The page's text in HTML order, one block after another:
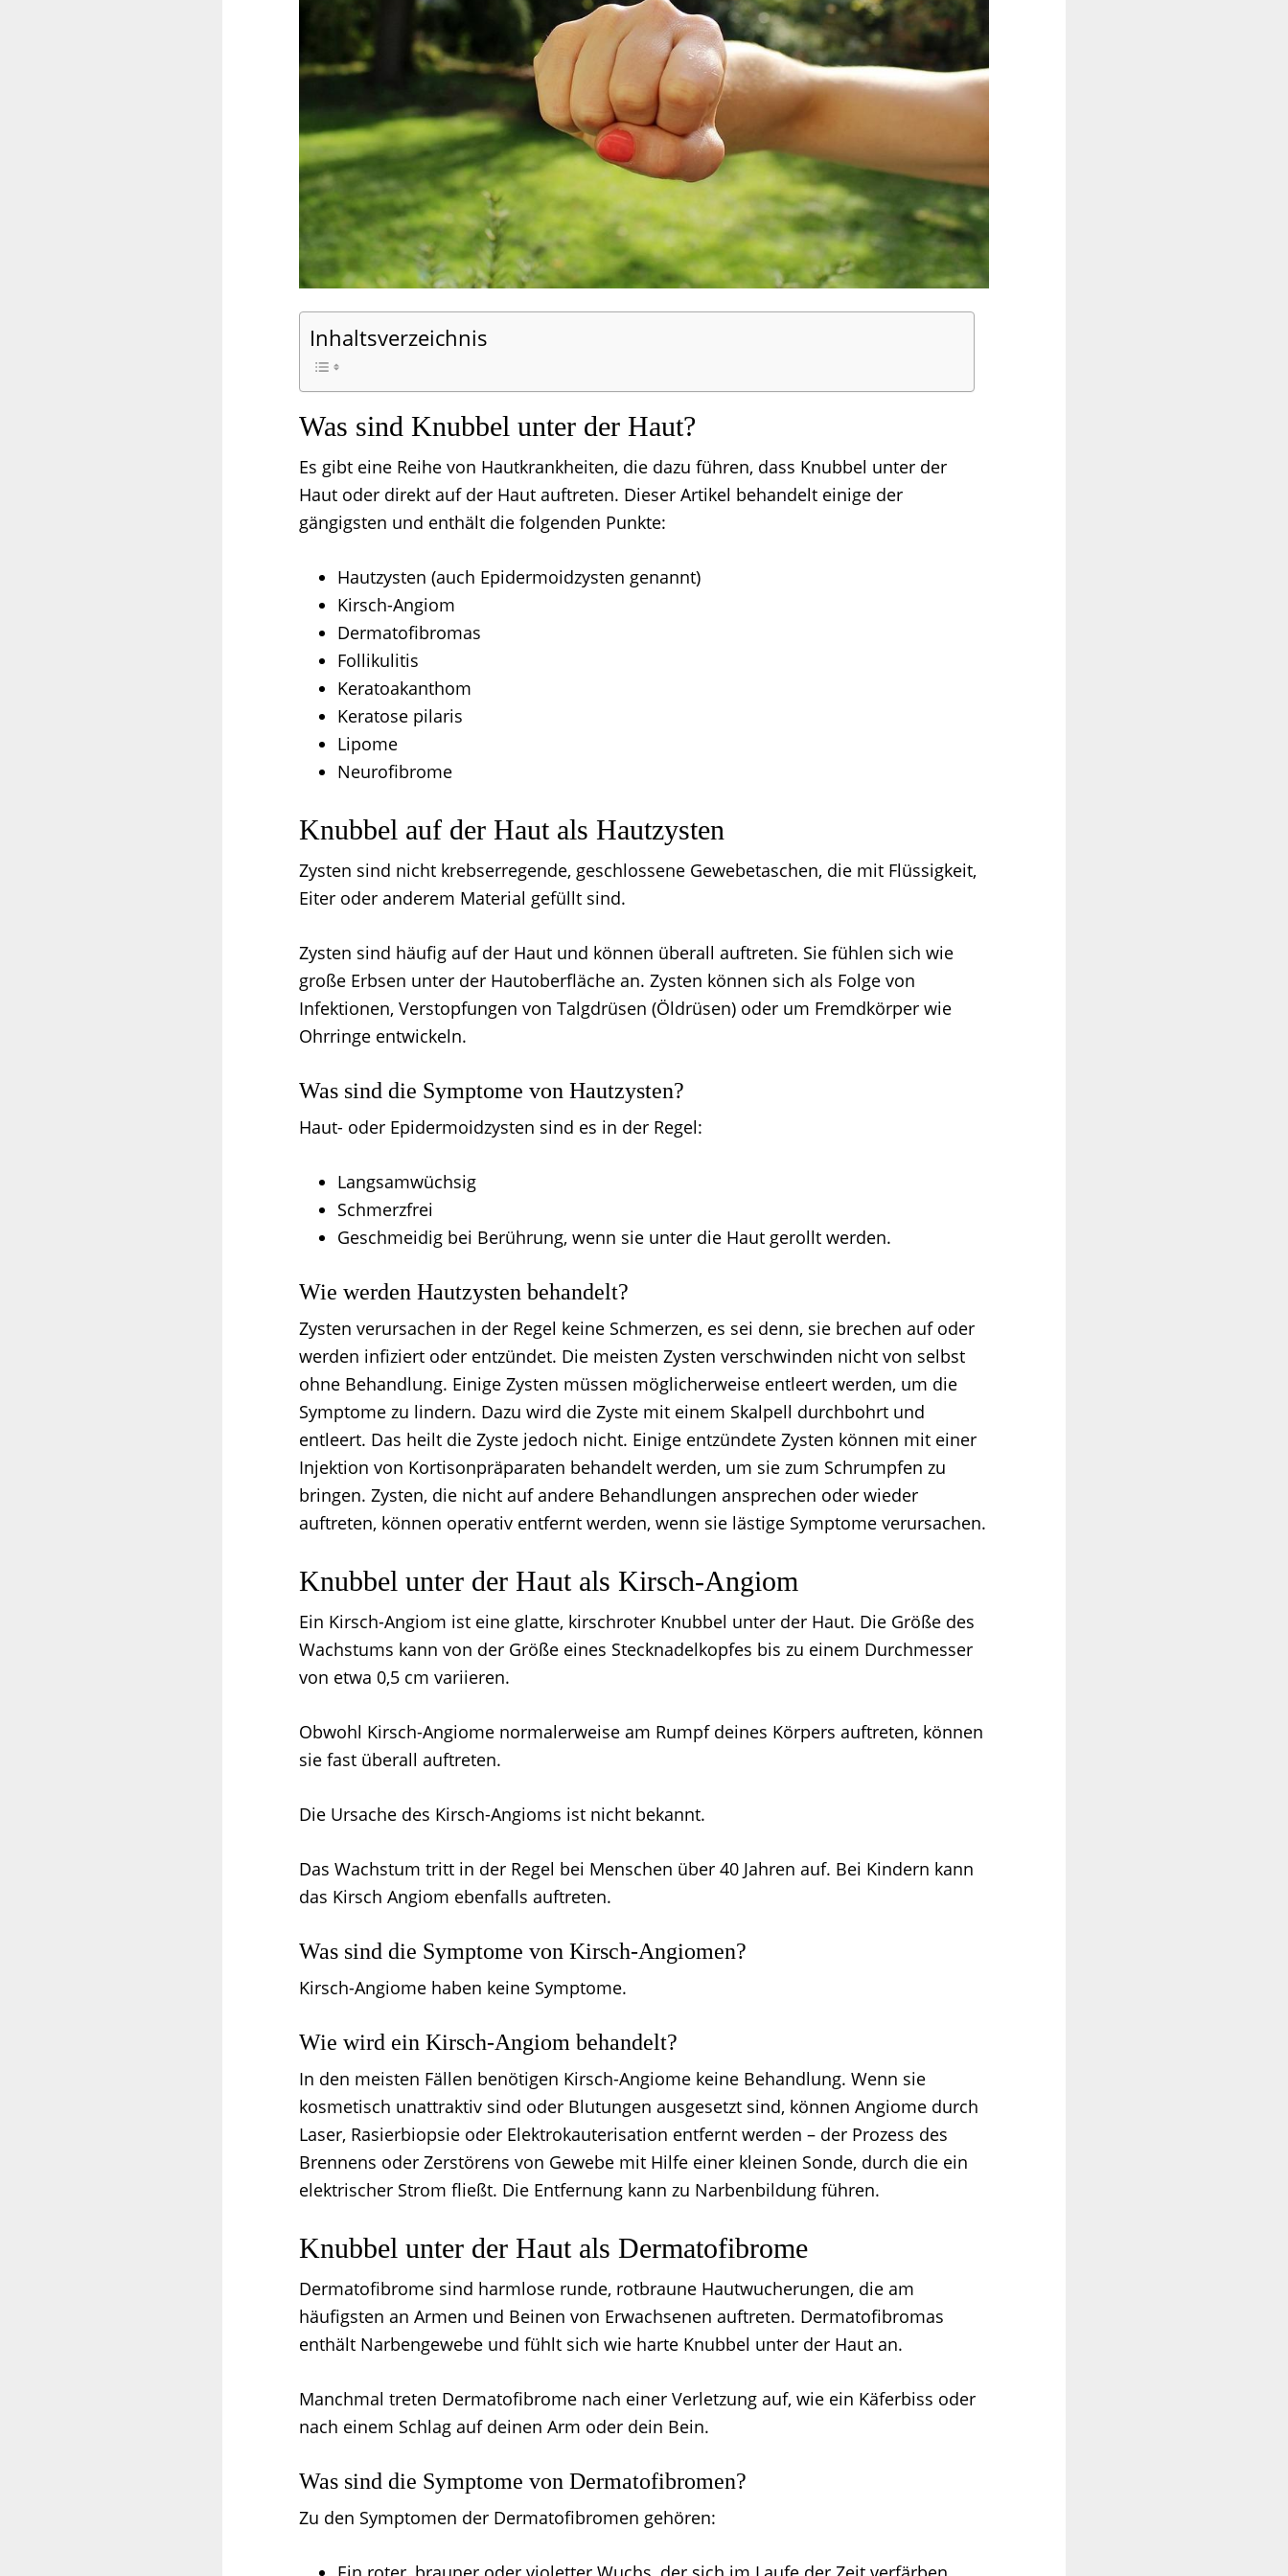
Inhaltsverzeichnis
Was sind Knubbel unter der Haut?
Es gibt eine Reihe von Hautkrankheiten, die dazu führen, dass Knubbel unter der
Haut oder direkt auf der Haut auftreten. Dieser Artikel behandelt einige der
gängigsten und enthält die folgenden Punkte:
Hautzysten (auch Epidermoidzysten genannt)
Kirsch-Angiom
Dermatofibromas
Follikulitis
Keratoakanthom
Keratose pilaris
Lipome
Neurofibrome
Knubbel auf der Haut als Hautzysten
Zysten sind nicht krebserregende, geschlossene Gewebetaschen, die mit Flüssigkeit,
Eiter oder anderem Material gefüllt sind.
Zysten sind häufig auf der Haut und können überall auftreten. Sie fühlen sich wie
große Erbsen unter der Hautoberfläche an. Zysten können sich als Folge von
Infektionen, Verstopfungen von Talgdrüsen (Öldrüsen) oder um Fremdkörper wie
Ohrringe entwickeln.
Was sind die Symptome von Hautzysten?
Haut- oder Epidermoidzysten sind es in der Regel:
Langsamwüchsig
Schmerzfrei
Geschmeidig bei Berührung, wenn sie unter die Haut gerollt werden.
Wie werden Hautzysten behandelt?
Zysten verursachen in der Regel keine Schmerzen, es sei denn, sie brechen auf oder
werden infiziert oder entzündet. Die meisten Zysten verschwinden nicht von selbst
ohne Behandlung. Einige Zysten müssen möglicherweise entleert werden, um die
Symptome zu lindern. Dazu wird die Zyste mit einem Skalpell durchbohrt und
entleert. Das heilt die Zyste jedoch nicht. Einige entzündete Zysten können mit einer
Injektion von Kortisonpräparaten behandelt werden, um sie zum Schrumpfen zu
bringen. Zysten, die nicht auf andere Behandlungen ansprechen oder wieder
auftreten, können operativ entfernt werden, wenn sie lästige Symptome verursachen.
Knubbel unter der Haut als Kirsch-Angiom
Ein Kirsch-Angiom ist eine glatte, kirschroter Knubbel unter der Haut. Die Größe des
Wachstums kann von der Größe eines Stecknadelkopfes bis zu einem Durchmesser
von etwa 0,5 cm variieren.
Obwohl Kirsch-Angiome normalerweise am Rumpf deines Körpers auftreten, können
sie fast überall auftreten.
Die Ursache des Kirsch-Angioms ist nicht bekannt.
Das Wachstum tritt in der Regel bei Menschen über 40 Jahren auf. Bei Kindern kann
das Kirsch Angiom ebenfalls auftreten.
Was sind die Symptome von Kirsch-Angiomen?
Kirsch-Angiome haben keine Symptome.
Wie wird ein Kirsch-Angiom behandelt?
In den meisten Fällen benötigen Kirsch-Angiome keine Behandlung. Wenn sie
kosmetisch unattraktiv sind oder Blutungen ausgesetzt sind, können Angiome durch
Laser, Rasierbiopsie oder Elektrokauterisation entfernt werden – der Prozess des
Brennens oder Zerstörens von Gewebe mit Hilfe einer kleinen Sonde, durch die ein
elektrischer Strom fließt. Die Entfernung kann zu Narbenbildung führen.
Knubbel unter der Haut als Dermatofibrome
Dermatofibrome sind harmlose runde, rotbraune Hautwucherungen, die am
häufigsten an Armen und Beinen von Erwachsenen auftreten. Dermatofibromas
enthält Narbengewebe und fühlt sich wie harte Knubbel unter der Haut an.
Manchmal treten Dermatofibrome nach einer Verletzung auf, wie ein Käferbiss oder
nach einem Schlag auf deinen Arm oder dein Bein.
Was sind die Symptome von Dermatofibromen?
Zu den Symptomen der Dermatofibromen gehören: